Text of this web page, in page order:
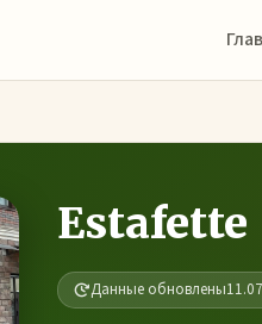
Estafette
Данные обновлены